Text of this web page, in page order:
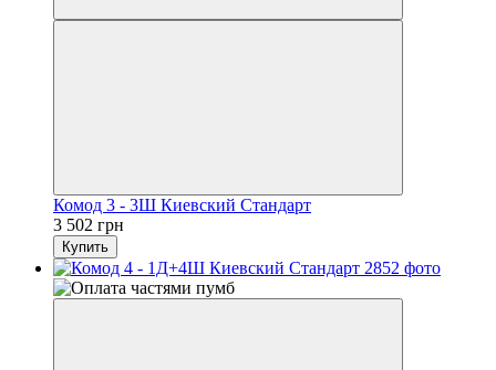
Комод 3 - 3Ш Киевский Стандарт
3 502 грн
Купить